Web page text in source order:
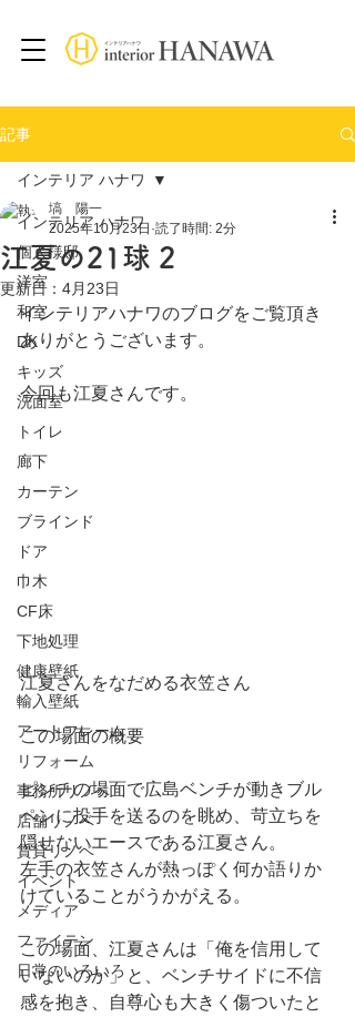
記事
インテリア ハナワ
個人様邸
洋室
和室
DK
キッズ
洗面室
トイレ
廊下
カーテン
ブラインド
ドア
巾木
CF床
下地処理
健康壁紙
輸入壁紙
アートフレーム
リフォーム
事務所リノベ
店舗リノベ
賃貸リノベ
イベント
メディア
ファイテン
日常のいろいろ
インテリア ハナワ
江夏の21球 2
塙 陽一
2025年10月23日 読了時間: 2分
更新日： 4月23日
インテリアハナワのブログをご覧頂き
ありがとうございます。
今回も江夏さんです。
江夏さんをなだめる衣笠さん
この場面の概要
ピンチの場面で広島ベンチが動きブル
ペンに投手を送るのを眺め、苛立ちを
隠せないエースである江夏さん。
左手の衣笠さんが熱っぽく何か語りか
けていることがうかがえる。
この場面、江夏さんは「俺を信用して
いないのか」と、ベンチサイドに不信
感を抱き、自尊心も大きく傷ついたと